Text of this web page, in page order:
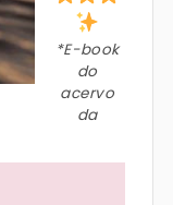
*E-book
do
acervo
da